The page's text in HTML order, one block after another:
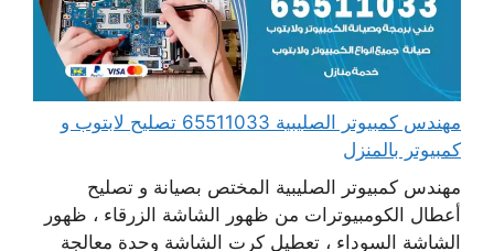
مهندس كمبيوتر الصليبية 65511033 تصليح لابتوب و
كمبيوتر بالمنزل
مهندس كمبيوتر الصليبية المختص بصيانة و تصليح
أعطال الكومبيوترات من ظهور الشاشة الزرقاء ، ظهور
الشاشة السوداء ، تعطيل كرت الشاشة وحدة معالجة